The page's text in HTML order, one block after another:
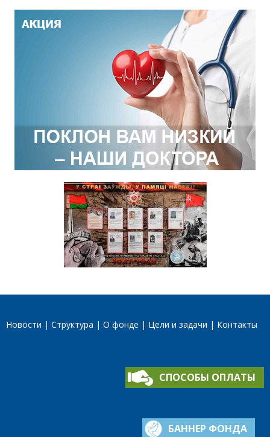
Новости Структура О фонде Цели и задачи Контакты
СПОСОБЫ ОПЛАТЫ
БАННЕР ФОНДА